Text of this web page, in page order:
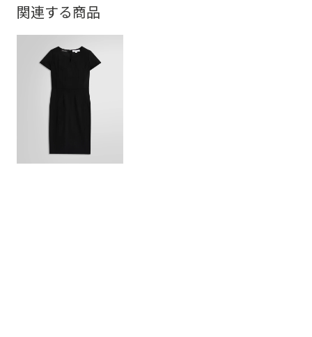
関連する商品